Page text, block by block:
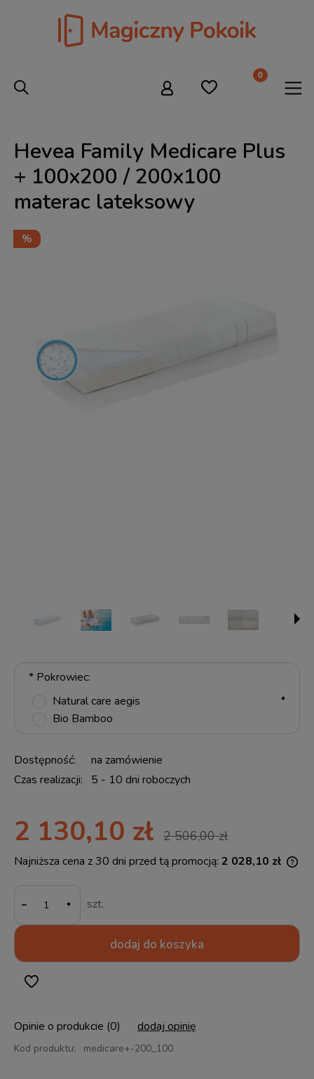
Hevea Family Medicare Plus
+ 100x200 / 200x100
materac lateksowy
* Pokrowiec:
Natural care aegis
Bio Bamboo
Dostępność:
na zamówienie
Czas realizacji:
5 - 10 dni roboczych
2 130,10 zł 2 506,00 zł
Najniższa cena z 30 dni przed tą promocją: 2 028,10 zł
- szt.
dodaj do koszyka
Kod produktu: medicare+-200_100
Opinie o produkcie (0) dodaj opinię